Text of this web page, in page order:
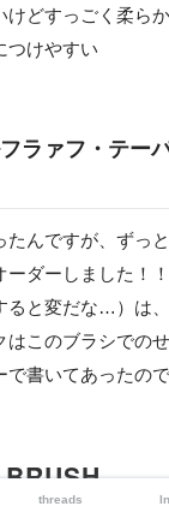
けどすっごく柔ら
つけやすい
ラァフ・テー
んですが、ずっ
ーダーしました！
ると変だな…）は
はこのブラシでの
で書いてあったの
threads